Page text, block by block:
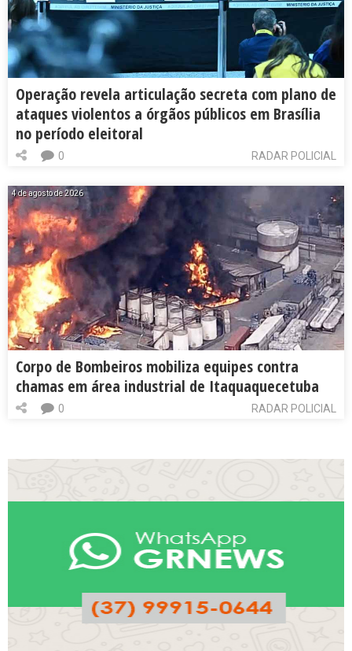
Operação revela articulação secreta com plano de
ataques violentos a órgãos públicos em Brasília
no período eleitoral
RADAR POLICIAL
0
4 de agosto de 2026
Corpo de Bombeiros mobiliza equipes contra
chamas em área industrial de Itaquaquecetuba
RADAR POLICIAL
0